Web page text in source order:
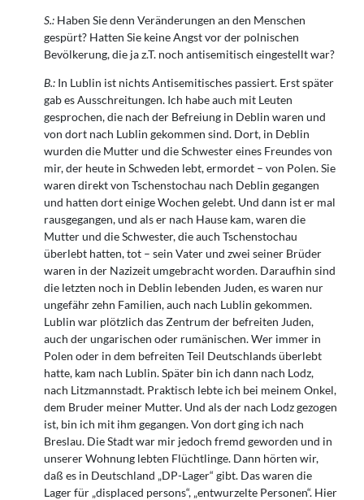
S.: Haben Sie denn Veränderungen an den Menschen
gespürt? Hatten Sie keine Angst vor der polnischen
Bevölkerung, die ja z.T. noch antisemitisch eingestellt war?
B.: In Lublin ist nichts Antisemitisches passiert. Erst später
gab es Ausschreitungen. Ich habe auch mit Leuten
gesprochen, die nach der Befreiung in Deblin waren und
von dort nach Lublin gekommen sind. Dort, in Deblin
wurden die Mutter und die Schwester eines Freundes von
mir, der heute in Schweden lebt, ermordet – von Polen. Sie
waren direkt von Tschenstochau nach Deblin gegangen
und hatten dort einige Wochen gelebt. Und dann ist er mal
rausgegangen, und als er nach Hause kam, waren die
Mutter und die Schwester, die auch Tschenstochau
überlebt hatten, tot – sein Vater und zwei seiner Brüder
waren in der Nazizeit um­gebracht worden. Daraufhin sind
die letzten noch in Deblin lebenden Juden, es waren nur
ungefähr zehn Familien, auch nach Lublin gekommen.
Lublin war plötzlich das Zentrum der befreiten Juden,
auch der ungarischen oder rumänischen. Wer immer in
Polen oder in dem befreiten Teil Deutschlands überlebt
hatte, kam nach Lublin. Später bin ich dann nach Lodz,
nach Litzmannstadt. Praktisch lebte ich bei meinem Onkel,
dem Bruder meiner Mutter. Und als der nach Lodz gezogen
ist, bin ich mit ihm gegangen. Von dort ging ich nach
Breslau. Die Stadt war mir jedoch fremd geworden und in
unserer Wohnung lebten Flüchtlinge. Dann hörten wir,
daß es in Deutschland „DP-Lager“ gibt. Das waren die
Lager für „displaced persons“, „entwurzelte Personen“. Hier